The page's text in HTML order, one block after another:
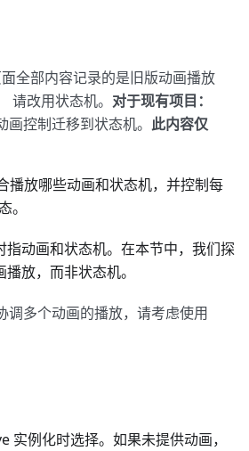
全部内容记录的是旧版动画播放
请改用状态机。 对于现有项目：
控制迁移到状态机。 此内容仅
播放哪些动画和状态机，并控制每
。
指动画和状态机。在本节中，我们探
放，而非状态机。
调多个动画的播放，请考虑使用
实例化时选择。如果未提供动画，